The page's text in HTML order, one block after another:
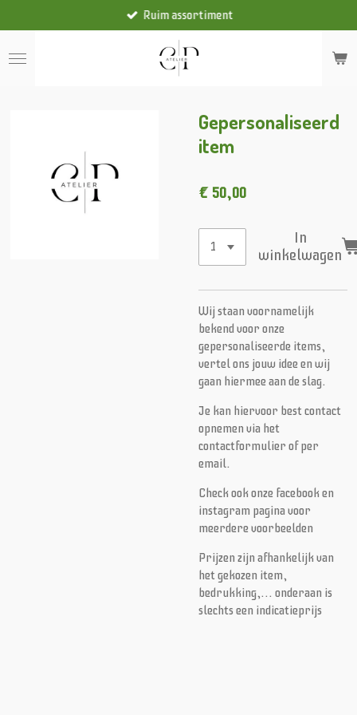
direct
naar
de
Ruim assortiment
Gepersonaliseerd
item
€ 50,00
In
winkelwagen
Wij staan voornamelijk
bekend voor onze
gepersonaliseerde items,
vertel ons jouw idee en wij
gaan hiermee aan de slag.
Je kan hiervoor best contact
opnemen via het
contactformulier of per
email.
Check ook onze facebook en
instagram pagina voor
meerdere voorbeelden
Prijzen zijn afhankelijk van
het gekozen item,
bedrukking,... onderaan is
slechts een indicatieprijs